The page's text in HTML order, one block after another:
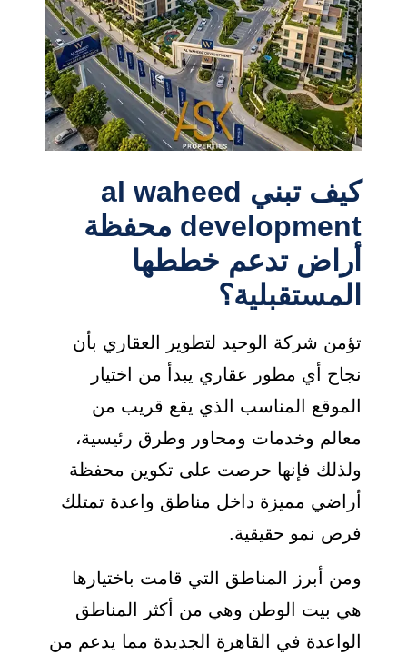
كيف تبني al waheed
development محفظة
أراض تدعم خططها
المستقبلية؟
تؤمن شركة الوحيد لتطوير العقاري بأن
نجاح أي مطور عقاري يبدأ من اختيار
الموقع المناسب الذي يقع قريب من
معالم وخدمات ومحاور وطرق رئيسية،
ولذلك فإنها حرصت على تكوين محفظة
أراضي مميزة داخل مناطق واعدة تمتلك
فرص نمو حقيقية.
ومن أبرز المناطق التي قامت باختيارها
هي بيت الوطن وهي من أكثر المناطق
الواعدة في القاهرة الجديدة مما يدعم من